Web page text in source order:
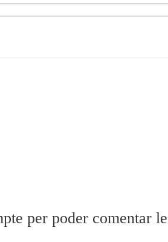
per poder comentar